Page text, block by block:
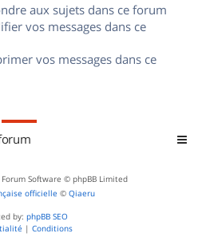
aux sujets dans ce forum
vos messages dans ce
vos messages dans ce
Software © phpBB Limited
officielle © Qiaeru
by: phpBB SEO
| Conditions